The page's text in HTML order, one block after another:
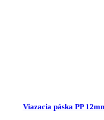
Viazacia páska PP